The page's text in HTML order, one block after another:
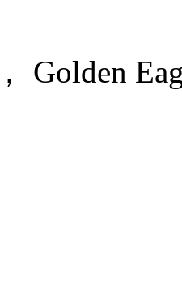
Golden